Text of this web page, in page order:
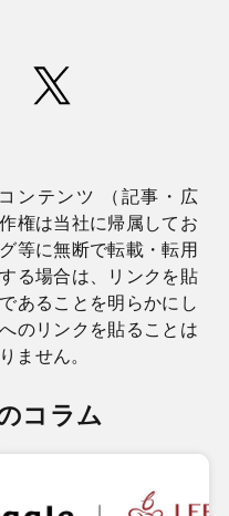
ンテンツ （記事・広
権は当社に帰属してお
等に無断で転載・転用
る場合は、リンクを貼
あることを明らかにし
のリンクを貼ることは
ません。
コラム